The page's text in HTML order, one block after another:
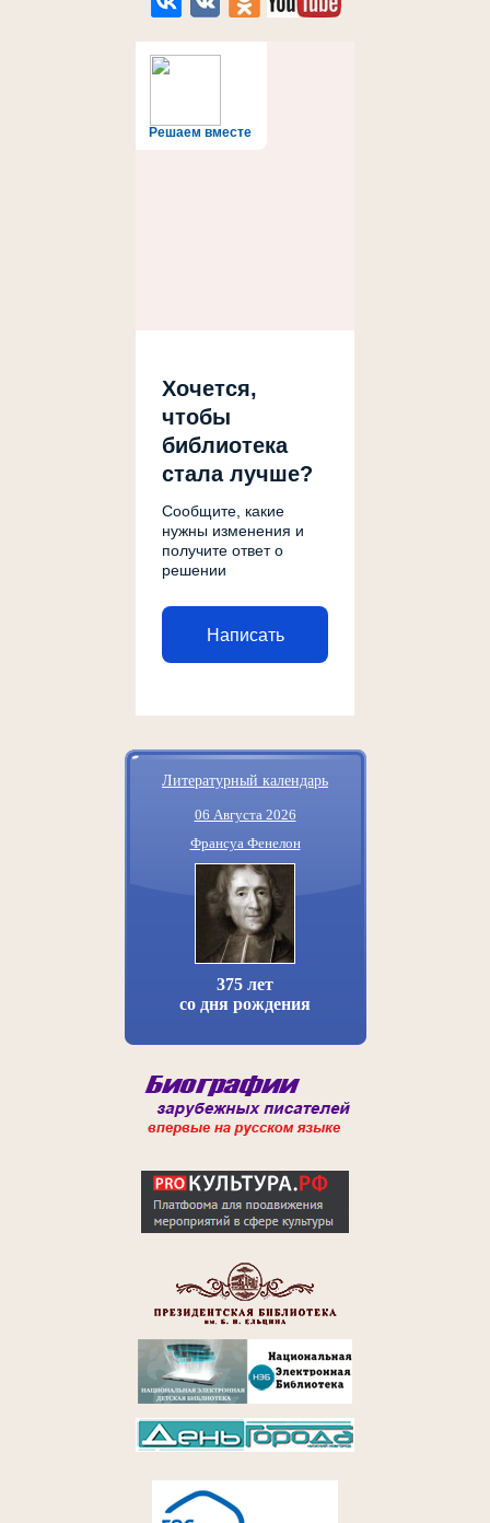
Решаем вместе
Хочется,
чтобы
библиотека
стала лучше?
Сообщите, какие
нужны изменения и
получите ответ о
решении
Написать
Литературный календарь
06 Августа 2026
Франсуа Фенелон
375 лет
со дня рождения